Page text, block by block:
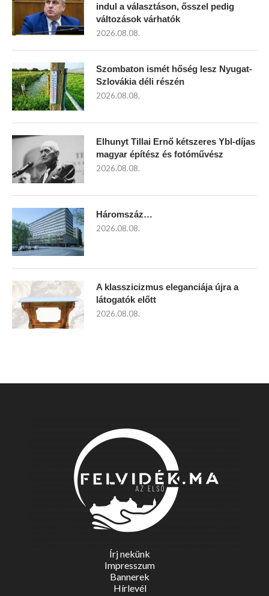
indul a választáson, ősszel pedig
változások várhatók
2026.08.08.
Szombaton ismét hőség lesz Nyugat-
Szlovákia déli részén
2026.08.08.
Elhunyt Tillai Ernő kétszeres Ybl-díjas
magyar építész és fotóművész
2026.08.08.
Háromszáz…
2026.08.08.
A klasszicizmus eleganciája újra a
látogatók előtt
2026.08.08.
Írj nekünk
Impresszum
Bannerek
Hírlevél